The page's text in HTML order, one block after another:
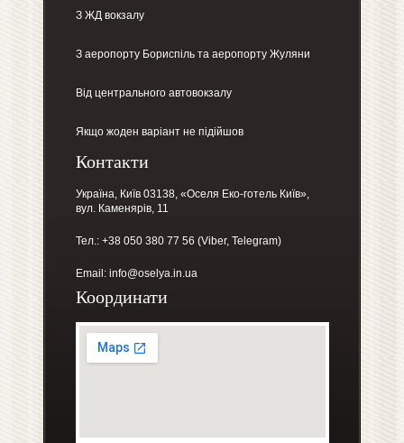
З ЖД вокзалу
З аеропорту Бориспіль та аеропорту Жуляни
Від центрального автовокзалу
Якщо жоден варіант не підійшов
Контакти
Україна, Київ 03138, «Оселя Еко-готель Київ»,
вул. Каменярів, 11
Тел.: +38 050 380 77 56 (Viber, Telegram)
Email: info@oselya.in.ua
Координати